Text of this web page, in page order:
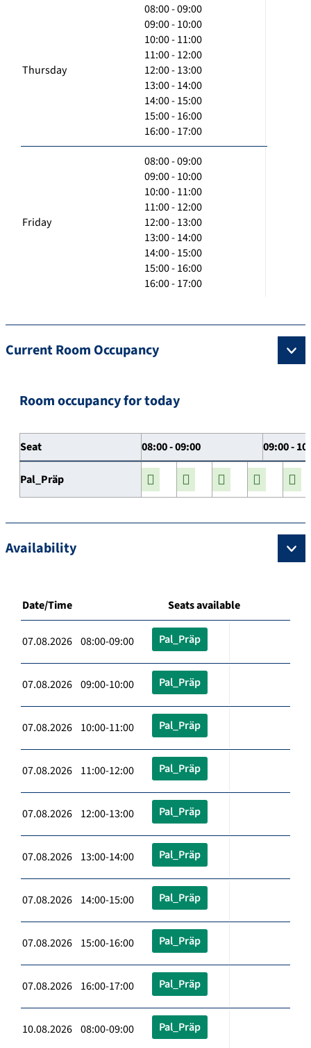
Thursday
08:00 - 09:00
09:00 - 10:00
10:00 - 11:00
11:00 - 12:00
12:00 - 13:00
13:00 - 14:00
14:00 - 15:00
15:00 - 16:00
16:00 - 17:00
Friday
08:00 - 09:00
09:00 - 10:00
10:00 - 11:00
11:00 - 12:00
12:00 - 13:00
13:00 - 14:00
14:00 - 15:00
15:00 - 16:00
16:00 - 17:00
Current Room Occupancy
Room occupancy for today
Seat 08:00 - 09:00 09:00 -
Pal_Präp
Availability
Date/Time Seats available
07.08.2026 08:00-09:00 Pal_Präp
07.08.2026 09:00-10:00 Pal_Präp
07.08.2026 10:00-11:00 Pal_Präp
07.08.2026 11:00-12:00 Pal_Präp
07.08.2026 12:00-13:00 Pal_Präp
07.08.2026 13:00-14:00 Pal_Präp
07.08.2026 14:00-15:00 Pal_Präp
07.08.2026 15:00-16:00 Pal_Präp
07.08.2026 16:00-17:00 Pal_Präp
10.08.2026 08:00-09:00 Pal_Präp